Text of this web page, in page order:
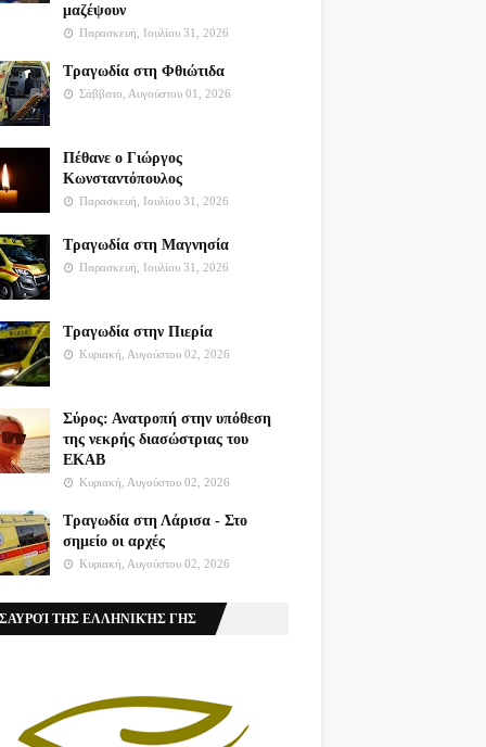
μαζέψουν
Παρασκευή, Ιουλίου 31, 2026
Τραγωδία στη Φθιώτιδα
Σάββατο, Αυγούστου 01, 2026
Πέθανε ο Γιώργος
Κωνσταντόπουλος
Παρασκευή, Ιουλίου 31, 2026
Τραγωδία στη Μαγνησία
Παρασκευή, Ιουλίου 31, 2026
Τραγωδία στην Πιερία
Κυριακή, Αυγούστου 02, 2026
Σύρος: Ανατροπή στην υπόθεση
της νεκρής διασώστριας του
ΕΚΑΒ
Κυριακή, Αυγούστου 02, 2026
Τραγωδία στη Λάρισα - Στο
σημείο οι αρχές
Κυριακή, Αυγούστου 02, 2026
ΤΗΣ ΕΛΛΗΝΙΚΉΣ ΓΗΣ